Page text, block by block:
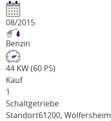
08/2015
Benzin
44 KW (60 PS)
Kauf
1
Schaltgetriebe
Standort61200, Wölfersheim